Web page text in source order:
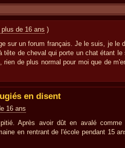
de 16 ans )
sur un forum français. Je le suis, je le
tête de cheval qui porte un chat étant le
rien de plus normal pour moi que de
en disent
16 ans
Après avoir dût en avalé comme
en rentrant de l'école pendant 15